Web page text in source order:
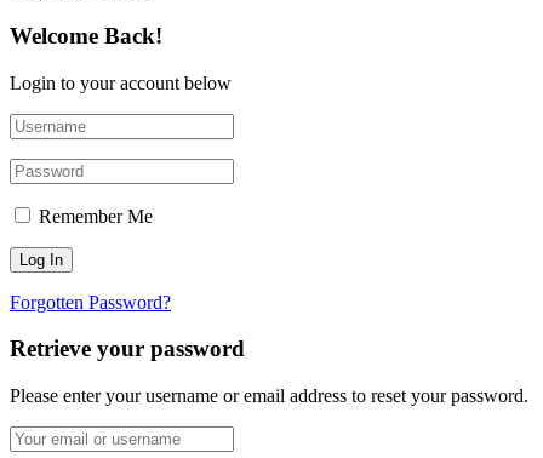
Welcome Back!
Login to your account below
Remember Me
Forgotten Password?
Retrieve your password
Please enter your username or email address to reset your password.